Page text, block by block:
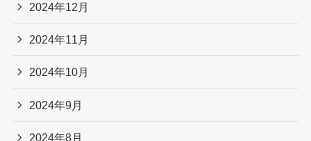
2024年12月
2024年11月
2024年10月
2024年9月
2024年8月